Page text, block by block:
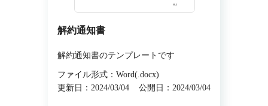
解約通知書
解約通知書のテンプレートです
ファイル形式：Word(.docx)
更新日：2024/03/04
公開日：2024/03/04